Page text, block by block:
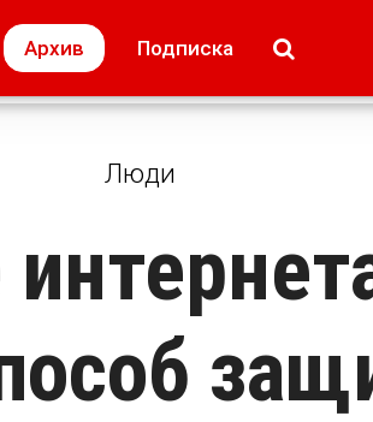
Архив Подписка
МОЁ! Плюс Липецк
Образование + карьера
Свадьба
Люди